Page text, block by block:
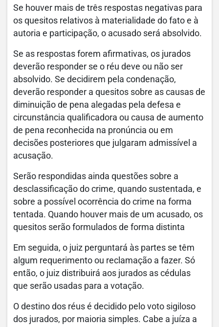
Se houver mais de três respostas negativas para
os quesitos relativos à materialidade do fato e à
autoria e participação, o acusado será absolvido.
Se as respostas forem afirmativas, os jurados
deverão responder se o réu deve ou não ser
absolvido. Se decidirem pela condenação,
deverão responder a quesitos sobre as causas de
diminuição de pena alegadas pela defesa e
circunstância qualificadora ou causa de aumento
de pena reconhecida na pronúncia ou em
decisões posteriores que julgaram admissível a
acusação.
Serão respondidas ainda questões sobre a
desclassificação do crime, quando sustentada, e
sobre a possível ocorrência do crime na forma
tentada. Quando houver mais de um acusado, os
quesitos serão formulados de forma distinta
Em seguida, o juiz perguntará às partes se têm
algum requerimento ou reclamação a fazer. Só
então, o juiz distribuirá aos jurados as cédulas
que serão usadas para a votação.
O destino dos réus é decidido pelo voto sigiloso
dos jurados, por maioria simples. Cabe a juíza a